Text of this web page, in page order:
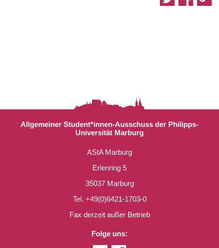
Allgemeiner Student*innen-Ausschuss der Philipps-
Universität Marburg
Folge uns:
AStA Marburg
Erlenring 5
35037 Marburg
Tel. +49(0)6421-1703-0
Fax derzeit außer Betrieb